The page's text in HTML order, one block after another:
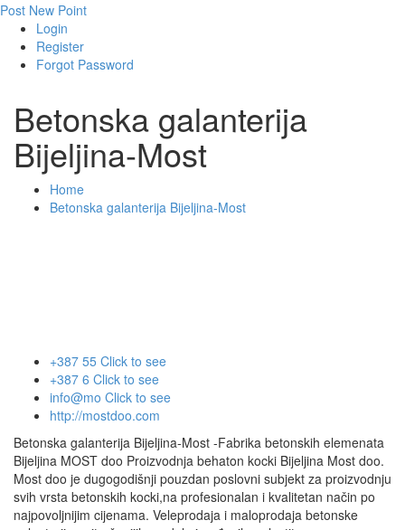
Post New Point
Login
Register
Forgot Password
Betonska galanterija
Bijeljina-Most
Home
Betonska galanterija Bijeljina-Most
+387 55 Click to see
+387 6 Click to see
info@mo Click to see
http://mostdoo.com
Betonska galanterija Bijeljina-Most -Fabrika betonskih elemenata
Bijeljina MOST doo Proizvodnja behaton kocki Bijeljina Most doo.
Most doo je dugogodišnji pouzdan poslovni subjekt za proizvodnju
svih vrsta betonskih kocki,na profesionalan i kvalitetan način po
najpovoljnijim cijenama. Veleprodaja i maloprodaja betonske